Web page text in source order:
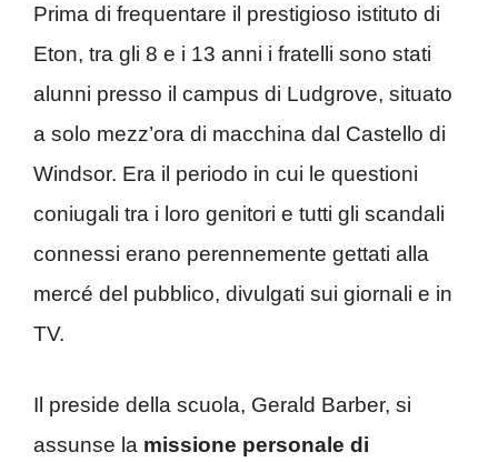
Prima di frequentare il prestigioso istituto di
Eton, tra gli 8 e i 13 anni i fratelli sono stati
alunni presso il campus di Ludgrove, situato
a solo mezz’ora di macchina dal Castello di
Windsor. Era il periodo in cui le questioni
coniugali tra i loro genitori e tutti gli scandali
connessi erano perennemente gettati alla
mercé del pubblico, divulgati sui giornali e in
TV.
Il preside della scuola, Gerald Barber, si
assunse la missione personale di